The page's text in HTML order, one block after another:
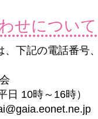
せについて
、下記の電話番号
日 10時～16時）